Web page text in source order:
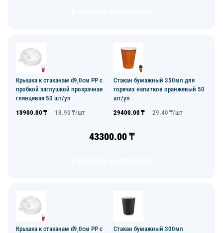
Крышка к стаканам d9,0см PP с
пробкой заглушкой прозрачная
глянцевая 50 шт/уп
13900.00 ₸ 13.90 ₸/шт
Стакан бумажный 350мл для
горячих напитков оранжевый 50
шт/уп
29400.00 ₸ 29.40 ₸/шт
43300.00₸
Крышка к стаканам d9,0см PP с
Стакан бумажный 300мл